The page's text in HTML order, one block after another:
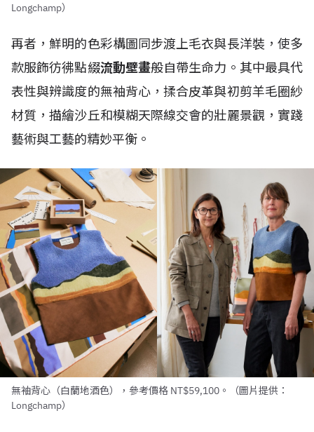
Longchamp）
再者，鮮明的色彩構圖同步渡上毛衣與長洋裝，使多
款服飾彷彿點綴流動壁畫般自帶生命力。其中最具代
表性與辨識度的無袖背心，揉合皮革與初剪羊毛圈紗
材質，描繪沙丘和模糊天際線交會的壯麗景觀，實踐
藝術與工藝的精妙平衡。
無袖背心（白蘭地酒色），參考價格 NT$59,100。（圖片提供：
Longchamp）